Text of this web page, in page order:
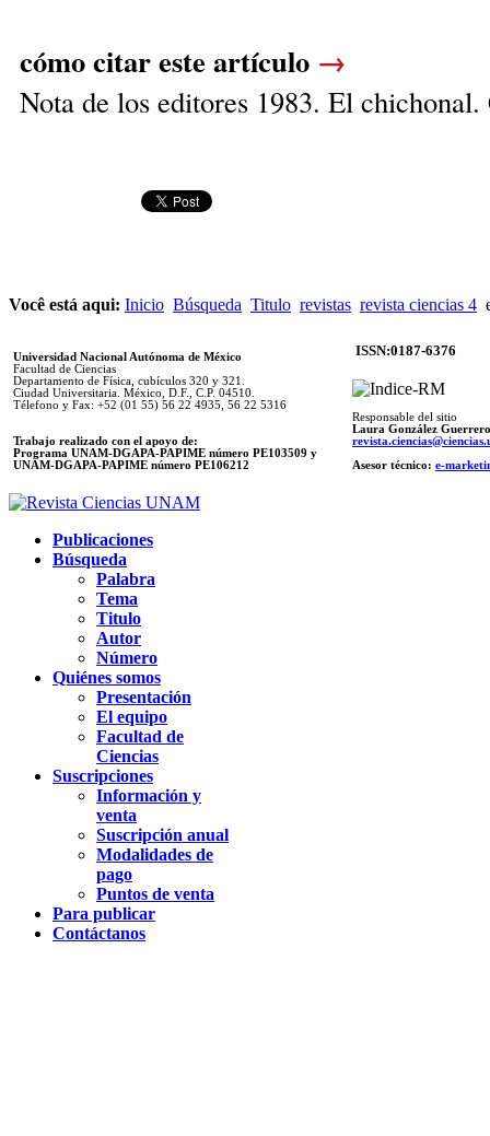
cómo citar este artículo →
Nota de los editores 1983. El
Você está aqui: Inicio Búsqueda Titulo revistas revista ciencias 4
Universidad Nacional Autónoma de México
Facultad de Ciencias
Departamento de Física, cubículos 320 y 321.
Ciudad Universitaria. México, D.F., C.P. 04510.
Télefono y Fax: +52 (01 55) 56 22 4935, 56 22 5316
Trabajo realizado con el apoyo de:
Programa UNAM-DGAPA-PAPIME número PE103509 y
UNAM-DGAPA-PAPIME número PE106212
ISSN:0187-6376
Responsable del sitio
Laura González Guerrero
Asesor técnico: e-
Publicaciones
Búsqueda
Palabra
Tema
Titulo
Autor
Número
Quiénes somos
Presentación
El equipo
Facultad de
Ciencias
Suscripciones
Información y
venta
Suscripción anual
Modalidades de
pago
Puntos de venta
Para publicar
Contáctanos